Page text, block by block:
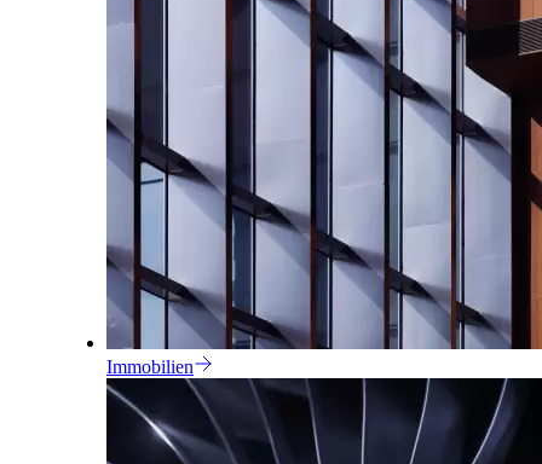
Immobilien